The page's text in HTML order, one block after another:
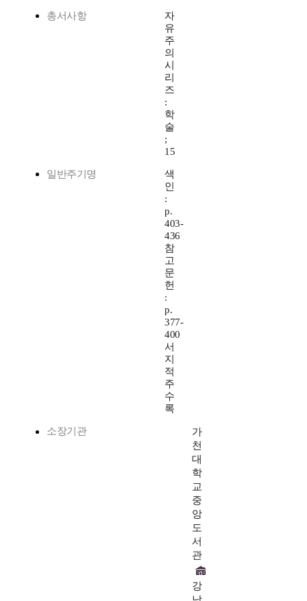
총서사항
자
유
주
의
시
리
즈
:
학
술
;
15
일반주기명
색
인
:
p.
403-
436
참
고
문
헌
:
p.
377-
400
서
지
적
주
수
록
소장기관
가
천
대
학
교
중
앙
도
서
관
강